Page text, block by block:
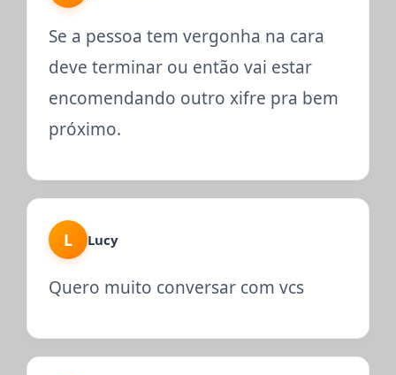
Se a pessoa tem vergonha na cara
deve terminar ou então vai estar
encomendando outro xifre pra bem
próximo.
L Lucy
Quero muito conversar com vcs